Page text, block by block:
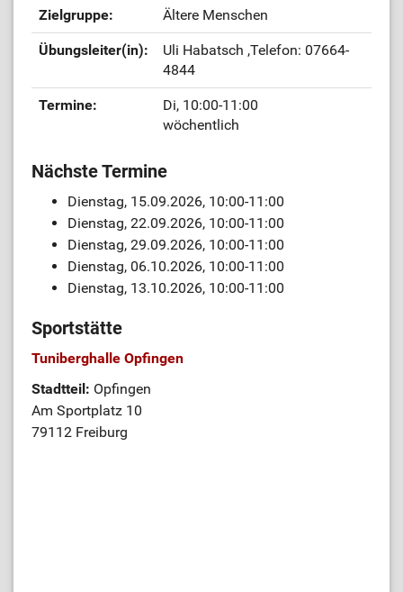
Zielgruppe: Ältere Menschen
Übungsleiter(in): Uli Habatsch ,Telefon: 07664-
4844
Termine:
Di, 10:00-11:00
wöchentlich
Nächste Termine
Dienstag, 15.09.2026, 10:00-11:00
Dienstag, 22.09.2026, 10:00-11:00
Dienstag, 29.09.2026, 10:00-11:00
Dienstag, 06.10.2026, 10:00-11:00
Dienstag, 13.10.2026, 10:00-11:00
Sportstätte
Tuniberghalle Opfingen
Stadtteil: Opfingen
Am Sportplatz 10
79112 Freiburg